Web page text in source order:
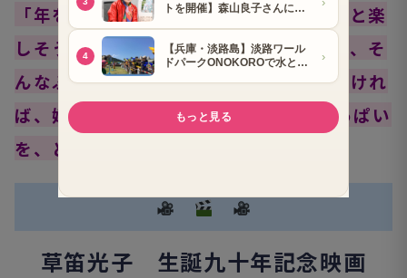
「年をとるって大変そうだけど、ちょっと楽
しそう。この映画を見てくださった方が、そ
んなふうに明るい気持ちになっていただけれ
ば、嬉しく思います。90歳の私の精いっぱい
を、どうぞご覧ください」
草笛光子 生誕九十年記念映画